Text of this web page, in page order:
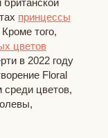
принцессы
того,
цветов
в 2022 году
Floral
среди цветов,